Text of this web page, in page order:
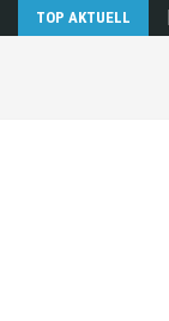
TOP AKTUELL